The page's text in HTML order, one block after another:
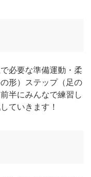
必要な準備運動・柔
形）ステップ（足の
半にみんなで練習し
ていきます！